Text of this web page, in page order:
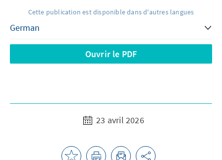
Cette publication est disponible dans d'autres langues
Ouvrir le PDF
23 avril 2026